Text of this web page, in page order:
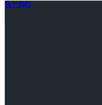
关于我们